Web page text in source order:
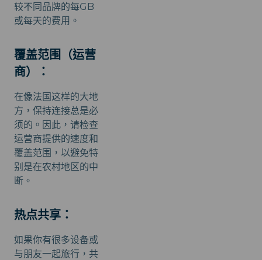
较不同品牌的每GB
或每天的费用。
覆盖范围（运营
商）：
在像法国这样的大地
方，保持连接总是必
须的。因此，请检查
运营商提供的速度和
覆盖范围，以避免特
别是在农村地区的中
断。
热点共享：
如果你有很多设备或
与朋友一起旅行，共